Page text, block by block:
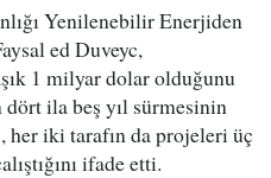
Yenilenebilir Enerjiden
ed Duveyc,
1 milyar dolar olduğunu
dört ila beş yıl sürmesinin
iki tarafın da projeleri üç
ifade etti.